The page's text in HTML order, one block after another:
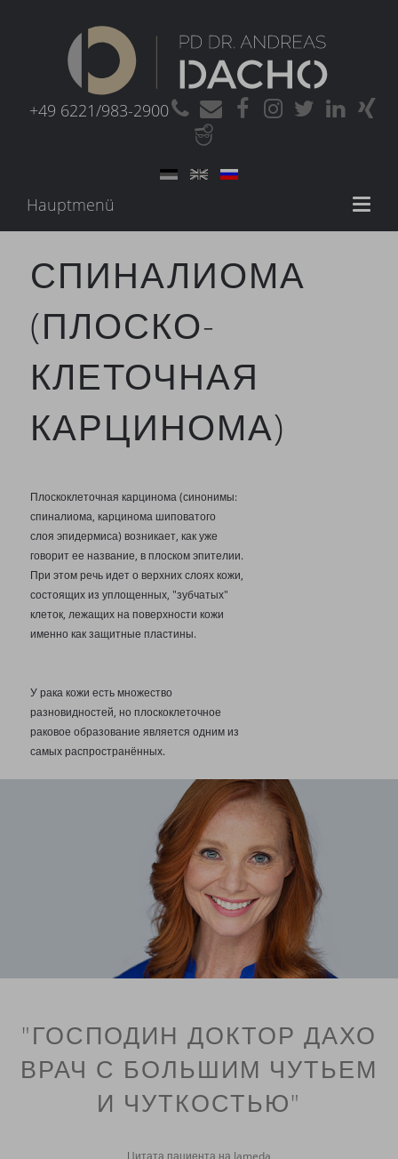
+49 6221/983-2900
Hauptmenü
СПИНАЛИОМА
(ПЛОСКО-
КЛЕТОЧНАЯ
КАРЦИНОМА)
Плоскоклеточная карцинома (синонимы:
спиналиома, карцинома шиповатого
слоя эпидермиса) возникает, как уже
говорит ее название, в плоском эпителии.
При этом речь идет о верхних слоях кожи,
состоящих из уплощенных, "зубчатых"
клеток, лежащих на поверхности кожи
именно как защитные пластины.
У рака кожи есть множество
разновидностей, но плоскоклеточное
раковое образование является одним из
самых распространённых.
"ГОСПОДИН ДОКТОР ДАХО
ВРАЧ С БОЛЬШИМ ЧУТЬЕМ
И ЧУТКОСТЬЮ"
Цитата пациента на Jameda